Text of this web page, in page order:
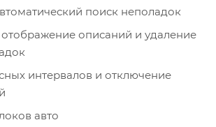
поиск неполадок
описаний и удаление
интервалов и отключение
авто